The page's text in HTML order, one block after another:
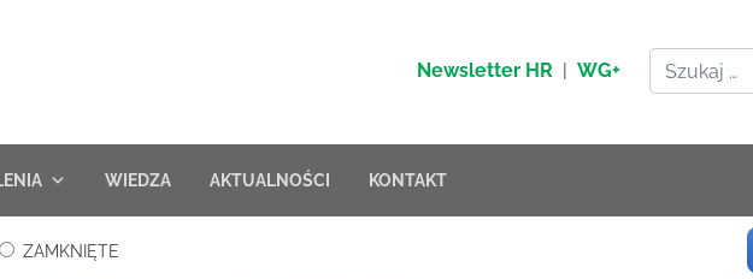
Newsletter HR | WG+
WIEDZA AKTUALNOŚCI KONTAKT
ZAMKNIĘTE